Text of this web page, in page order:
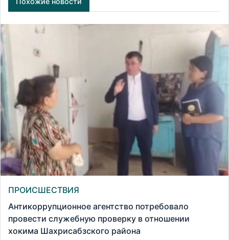
ПРОИСШЕСТВИЯ
Антикоррупционное агентство потребовало
провести служебную проверку в отношении
хокима Шахрисабзского района